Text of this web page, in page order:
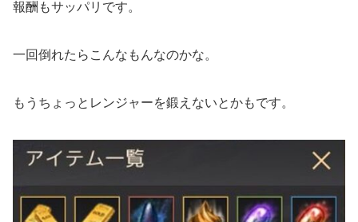
報酬もサッパリです。
一回倒れたらこんなもんなのかな。
もうちょっとレンジャーを鍛えないとかもです。